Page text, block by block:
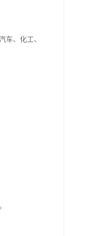
车、化工、